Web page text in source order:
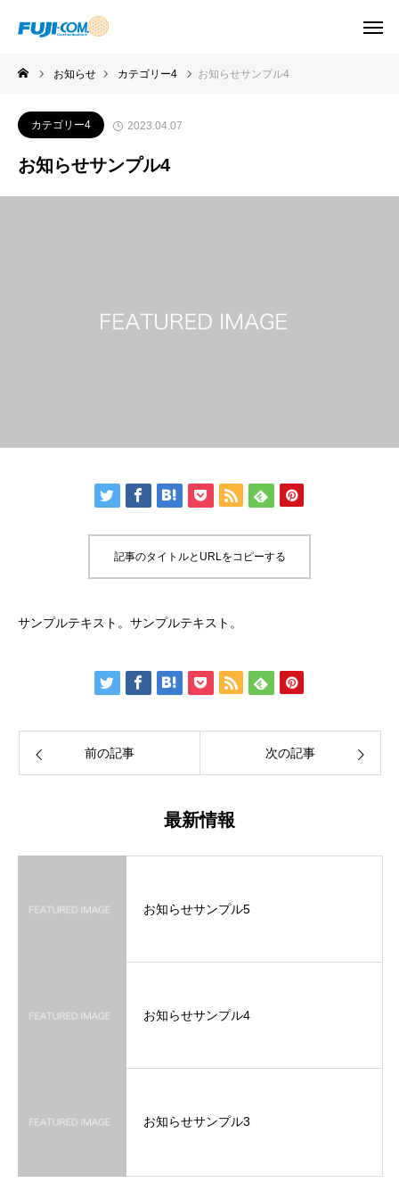
お知らせ カテゴリー4 お知らせサンプル4
カテゴリー4 2023.04.07
お知らせサンプル4
記事のタイトルとURLをコピーする
サンプルテキスト。サンプルテキスト。
前の記事 次の記事
最新情報
お知らせサンプル5
お知らせサンプル4
お知らせサンプル3